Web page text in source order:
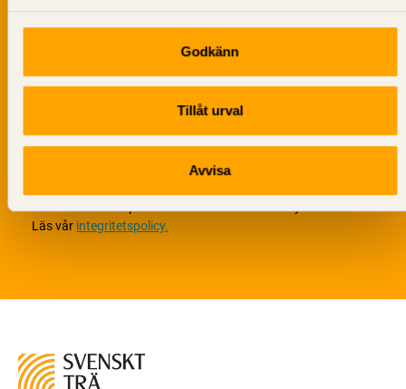
Godkänn
Tillåt urval
Avvisa
Vi värnar om personlig integritet vilket innebär att dina
Läs vår integritetspolicy.